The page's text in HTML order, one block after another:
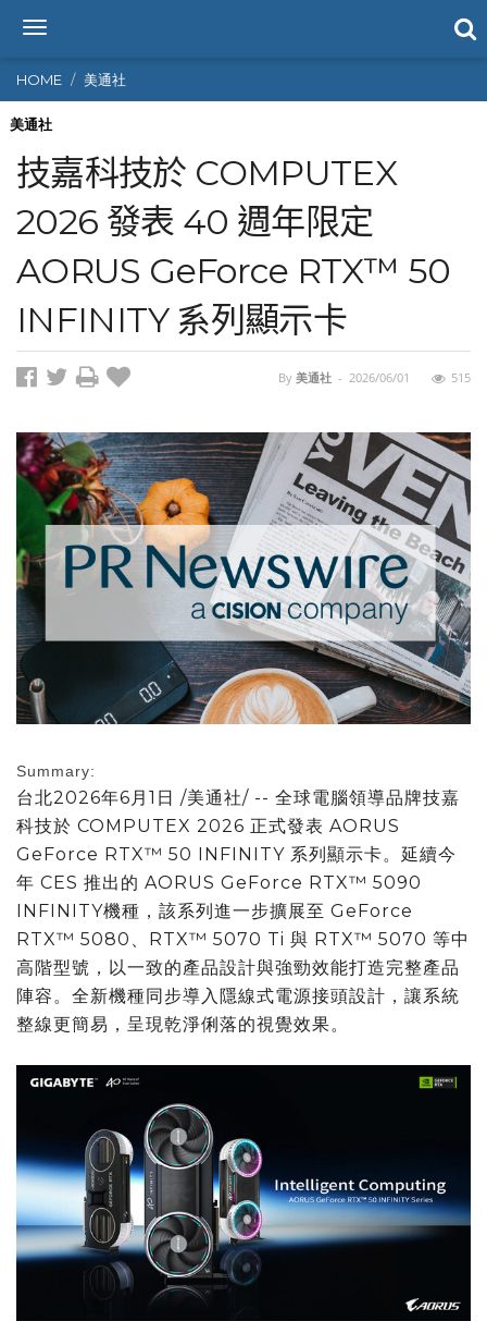
T
g
g
l
n
a
v
i
a
o
n
HOME 美通社
美通社
技嘉科技於 COMPUTEX
2026 發表 40 週年限定
AORUS GeForce RTX™ 50
INFINITY 系列顯示卡
By 美通社 - 2026/06/01 515
Summary:
台北2026年6月1日 /美通社/ -- 全球電腦領導品牌技嘉
科技於 COMPUTEX 2026 正式發表 AORUS
GeForce RTX™ 50 INFINITY 系列顯示卡。延續今
年 CES 推出的 AORUS GeForce RTX™ 5090
INFINITY機種，該系列進一步擴展至 GeForce
RTX™ 5080、RTX™ 5070 Ti 與 RTX™ 5070 等中
高階型號，以一致的產品設計與強勁效能打造完整產品
陣容。全新機種同步導入隱線式電源接頭設計，讓系統
整線更簡易，呈現乾淨俐落的視覺效果。